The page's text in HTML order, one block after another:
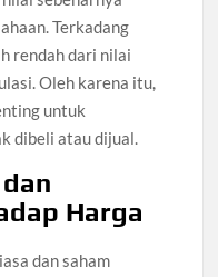
Terkadang
rendah dari nilai
Oleh karena itu,
untuk
dibeli atau dijual.
Harga
dan saham